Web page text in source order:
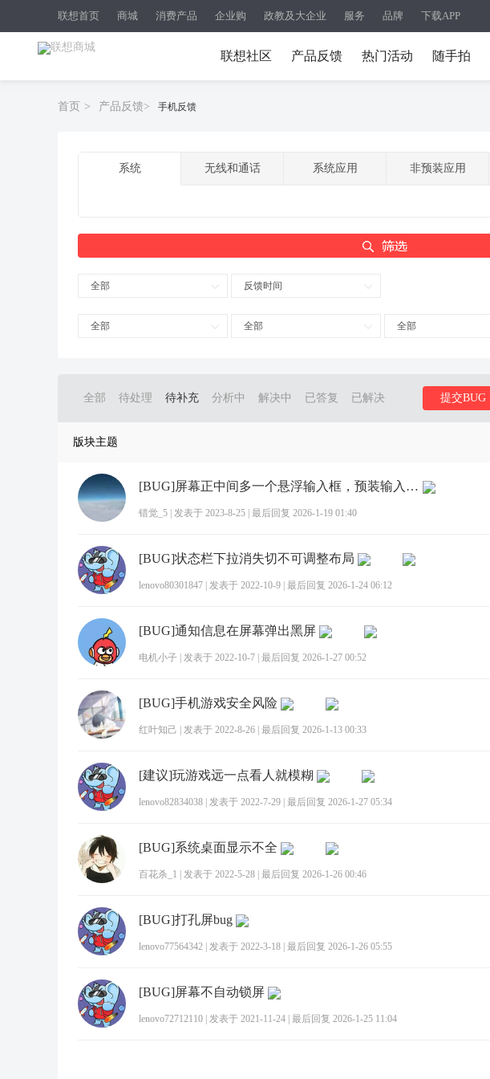
联想首页 商城 消费产品 企业购 政教及大企业 服务 品牌 下载APP
联想社区 产品反馈 热门活动 随手拍
首页 > 产品反馈> 手机反馈
系统 无线和通话 系统应用 非预装应用
全部 反馈时间
全部 全部 全部
全部 待处理 待补充 分析中 解决中 已答复 已解决 提交BUG
版块主题
[BUG]屏幕正中间多一个悬浮输入框，预装输入法无法使用
错觉_5 发表于 2023-8-25 最后回复 2026-1-19 01:40
[BUG]状态栏下拉消失切不可调整布局
lenovo80301847 发表于 2022-10-9 最后回复 2026-1-24 06:12
[BUG]通知信息在屏幕弹出黑屏
电机小子 发表于 2022-10-7 最后回复 2026-1-27 00:52
[BUG]手机游戏安全风险
红叶知己 发表于 2022-8-26 最后回复 2026-1-13 00:33
[建议]玩游戏远一点看人就模糊
lenovo82834038 发表于 2022-7-29 最后回复 2026-1-27 05:34
[BUG]系统桌面显示不全
百花杀_1 发表于 2022-5-28 最后回复 2026-1-26 00:46
[BUG]打孔屏bug
lenovo77564342 发表于 2022-3-18 最后回复 2026-1-26 05:55
[BUG]屏幕不自动锁屏
lenovo72712110 发表于 2021-11-24 最后回复 2026-1-25 11:04